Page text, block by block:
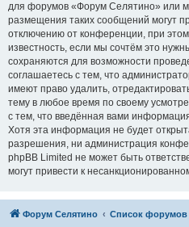
для форумов «Форум Селятино» или
размещения таких сообщений могут
отключению от конференции, при
известность, если мы сочтём это
сохраняются для возможности
соглашаетесь с тем, что
имеют право удалить,
тему в любое время по своему
с тем, что введённая вами
Хотя эта информация не будет
разрешения, ни администрация
phpBB Limited не может быть
могут привести к
Форум Селятино Список форумов